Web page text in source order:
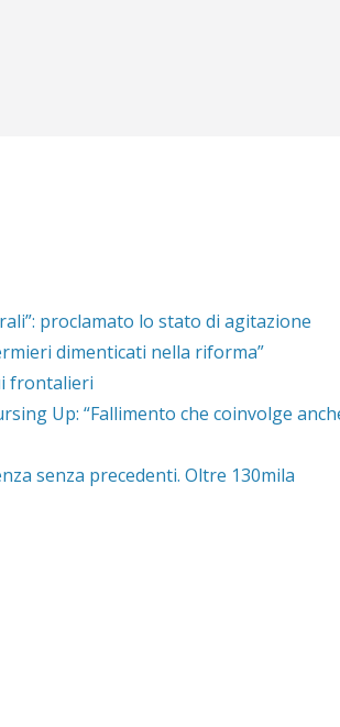
proclamato lo stato di agitazione
dimenticati nella riforma”
frontalieri
Up: “Fallimento che coinvolge
senza precedenti. Oltre 130mila